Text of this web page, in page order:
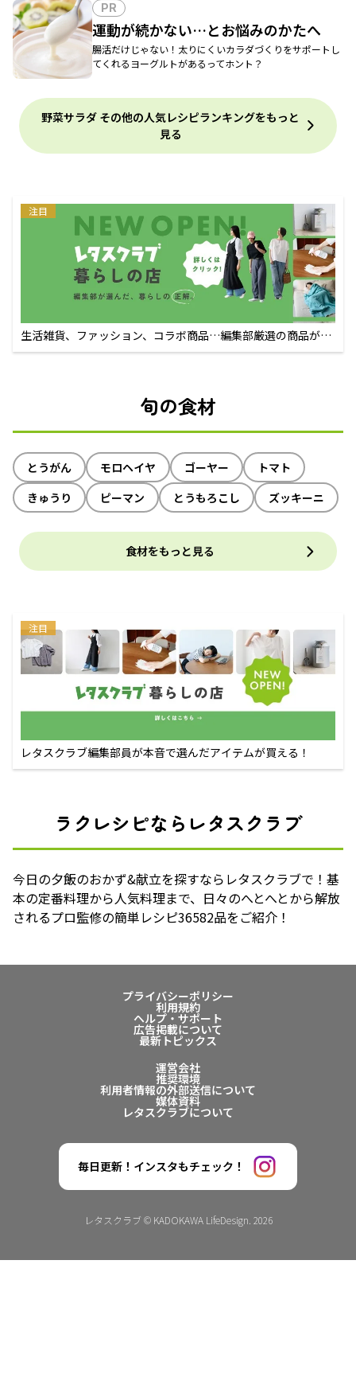
PR
運動が続かない…とお悩みのかたへ
腸活だけじゃない！太りにくいカラダづくりをサポートし
てくれるヨーグルトがあるってホント？
野菜サラダ その他の人気レシピランキングをもっと
見る
注目
生活雑貨、ファッション、コラボ商品…編集部厳選の商品が買
えるECサイト
旬の食材
とうがん モロヘイヤ ゴーヤー
トマト
きゅうり
ピーマン とうもろこし ズッキーニ
食材をもっと見る
注目
レタスクラブ編集部員が本音で選んだアイテムが買える！
ラクレシピならレタスクラブ
今日の夕飯のおかず&献立を探すならレタスクラブで！基
本の定番料理から人気料理まで、日々のへとへとから解放
されるプロ監修の簡単レシピ36582品をご紹介！
プライバシーポリシー
利用規約
ヘルプ・サポート
広告掲載について
最新トピックス
運営会社
推奨環境
利用者情報の外部送信について
媒体資料
レタスクラブについて
毎日更新！インスタもチェック！
レタスクラブ © KADOKAWA LifeDesign. 2026